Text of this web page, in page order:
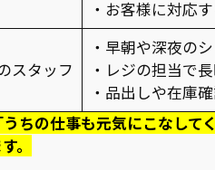
・お客様に対応
スタッフ
・早朝や深夜の
・レジの担当で
・品出しや在庫
ちの仕事も元気にこなして
。